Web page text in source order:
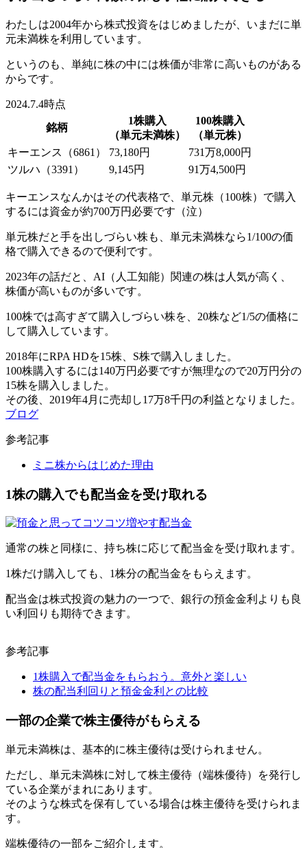
わたしは2004年から株式投資をはじめましたが、 いまだに単
元未満株を利用 しています。
というのも、単純に株の中には株価が非常に高いものがある
からです。
2024.7.4時点
銘柄
1株購入
（単元未満株）
100株購入
（単元株）
キーエンス
（6861） 73,180円
731万8,000円
ツルハ （3391） 9,145円 91万4,500円
キーエンスなんかはその代表格で、単元株（100株）で購入
するには資金が約700万円必要です（泣）
単元株だと手を出しづらい株も、単元未満株なら1/100の価
格で購入できるので便利です。
2023年の話だと、 AI（人工知能）関連の株は人気が高く、
株価が高い ものが多いです。
100株では高すぎて購入しづらい株を、 20株など1/5の価格に
して購入 しています。
2018年にRPA HDを15株、S株で購入しました。
100株購入するには140万円必要ですが無理なので20万円分の
15株を購入しました。
その後、2019年4月に売却し17万8千円の利益となりました。
ブログ
参考記事
ミニ株からはじめた理由
1株の購入でも配当金を受け取れる
通常の株と同様に、持ち株に応じて配当金を受け取れます。
1株だけ購入しても、1株分の配当金をもらえます。
配当金は株式投資の魅力の一つで、銀行の預金金利よりも良
い利回りも期待できます。
参考記事
1株購入で配当金をもらおう。意外と楽しい
株の配当利回りと預金金利との比較
一部の企業で株主優待がもらえる
単元未満株は、基本的に株主優待は受けられません。
ただし、単元未満株に対して株主優待（端株優待）を発行し
ている企業がまれにあります。
そのような株式を保有している場合は株主優待を受けられま
す。
端株優待の一部をご紹介します。